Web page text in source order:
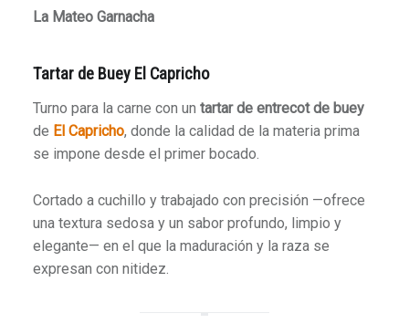
La Mateo Garnacha
Tartar de Buey El Capricho
Turno para la carne con un tartar de entrecot de buey
de El Capricho, donde la calidad de la materia prima
se impone desde el primer bocado.
Cortado a cuchillo y trabajado con precisión —ofrece
una textura sedosa y un sabor profundo, limpio y
elegante— en el que la maduración y la raza se
expresan con nitidez.